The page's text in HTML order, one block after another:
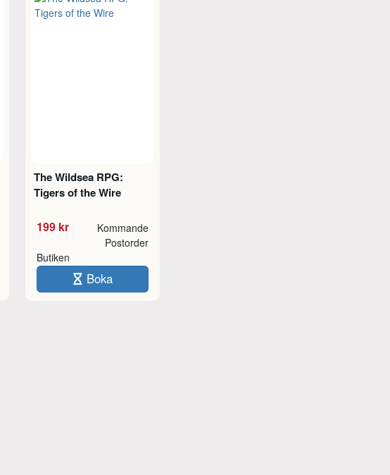
The Wildsea RPG:
Tigers of the Wire
199 kr Kommande
Butiken
Postorder
Boka